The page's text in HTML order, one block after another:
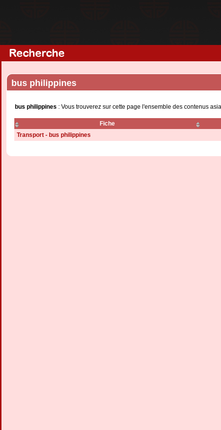
Recherche
bus philippines
bus philippines : Vous trouverez sur cette page l'ensemble des contenus
Fiche
Transport - bus philippines